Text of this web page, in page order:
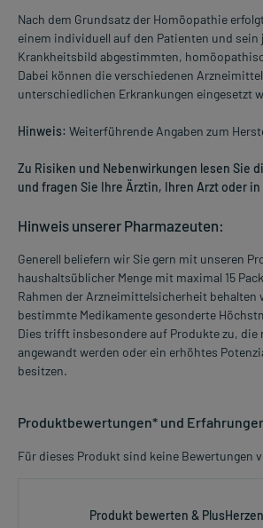
Nach dem Grundsatz der Homöopathie
einem individuell auf den Patienten und sein
Krankheitsbild abgestimmten,
Dabei können die verschiedenen
unterschiedlichen Erkrankungen eingesetzt
Hinweis: Weiterführende Angaben zum
Zu Risiken und Nebenwirkungen lesen Sie
und fragen Sie Ihre Ärztin, Ihren Arzt oder
Hinweis unserer Pharmazeuten:
Generell beliefern wir Sie gern mit unseren
haushaltsüblicher Menge mit maximal 15
Rahmen der Arzneimittelsicherheit behalten
bestimmte Medikamente gesonderte
Dies trifft insbesondere auf Produkte zu,
angewandt werden oder ein erhöhtes
besitzen.
Produktbewertungen* und
Für dieses Produkt sind keine Bewertungen
Produkt bewerten &